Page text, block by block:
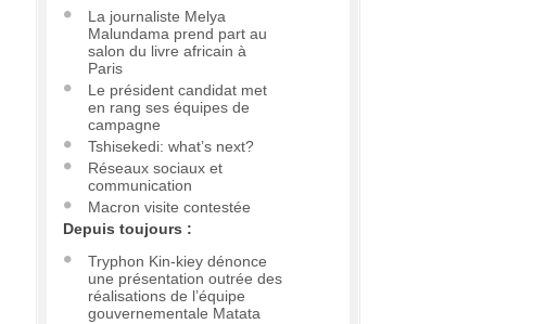
La journaliste Melya
Malundama prend part au
salon du livre africain à
Paris
Le président candidat met
en rang ses équipes de
campagne
Tshisekedi: what’s next?
Réseaux sociaux et
communication
Macron visite contestée
Depuis toujours :
Tryphon Kin-kiey dénonce
une présentation outrée des
réalisations de l’équipe
gouvernementale Matata